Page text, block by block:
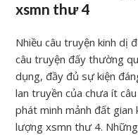
xsmn thư 4
Nhiều câu truyện kinh dị
câu truyện đấy thường
dụng, đầy đủ sự kiện
lan truyền của chưa ít
phát minh mảnh đất gian
lượng xsmn thư 4.